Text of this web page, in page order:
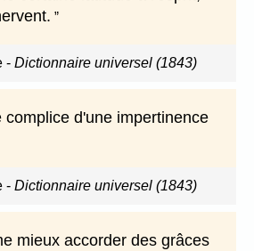
- Dictionnaire universel (1843)
complice d'une impertinence
- Dictionnaire universel (1843)
mieux accorder des grâces